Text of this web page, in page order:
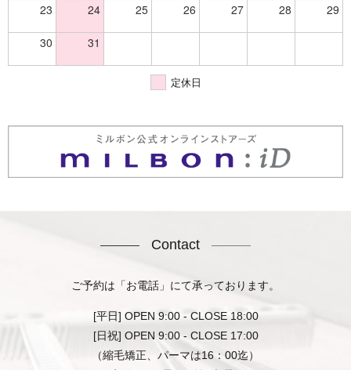
23 24 25 26 27 28 29
30 31
定休日
Contact
ご予約は「お電話」にて承っております。
[平日] OPEN 9:00 - CLOSE 18:00
[日祝] OPEN 9:00 - CLOSE 17:00
（縮毛矯正、パーマは16：00迄）